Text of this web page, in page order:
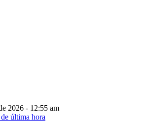
2026 - 12:55 am